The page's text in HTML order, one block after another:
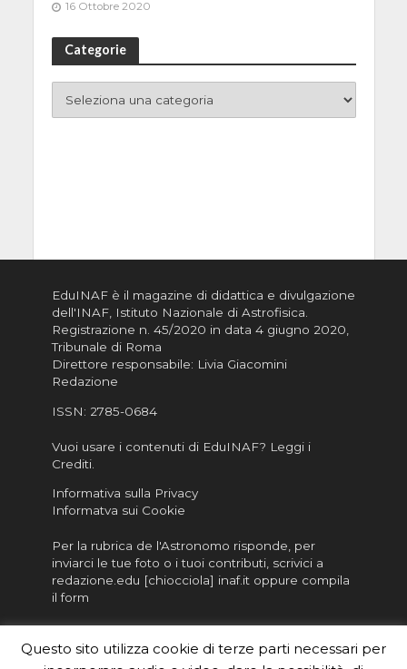
16 Ottobre 2020
Categorie
EduINAF è il magazine di didattica e divulgazione
dell'INAF, Istituto Nazionale di Astrofisica
Registrazione n. 45/2020 in data 4 giugno 2020,
Tribunale di Roma
Direttore responsabile: Livia Giacomini
Redazione
ISSN: 2785-0684
Vuoi usare i contenuti di EduINAF? Leggi i
Crediti.
Informativa sulla Privacy
Informatva sui Cookie
Per la rubrica de l'Astronomo risponde, per
inviarci le tue foto o i tuoi contributi, scrivici a
redazione.edu [chiocciola] inaf.it oppure compila
il form
distribuire nella tua scuola e…
Questo sito utilizza cookie di terze parti necessari per